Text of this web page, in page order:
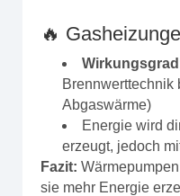
🔥
Wirkungsgrad
Brennwerttechnik
Abgaswärme)
Energie wird
erzeugt, jedoch
Fazit:
sie mehr Energie